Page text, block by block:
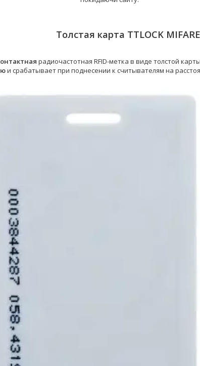
Толстая карта TTLOCK
радиочастотная RFID-метка в виде толстой карты,
и срабатывает при поднесении к считывателям на